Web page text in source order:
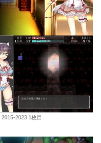
2023 1枚目